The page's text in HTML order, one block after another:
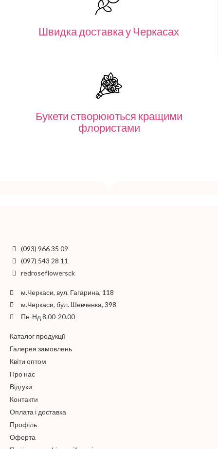
Швидка доставка у Черкасах
Букети створюються кращими
флористами
(093) 966 35 09
(097) 543 28 11
redroseflowersck
м.Черкаси, вул. Гагарина, 118
м.Черкаси, бул. Шевченка, 398
Пн-Нд 8.00-20.00
Каталог продукції
Галерея замовлень
Квіти оптом
Про нас
Відгуки
Контакти
Оплата і доставка
Профіль
Оферта